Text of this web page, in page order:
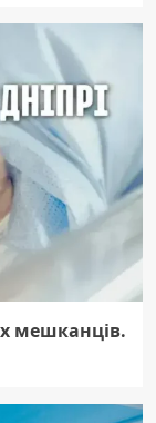
мешканців.